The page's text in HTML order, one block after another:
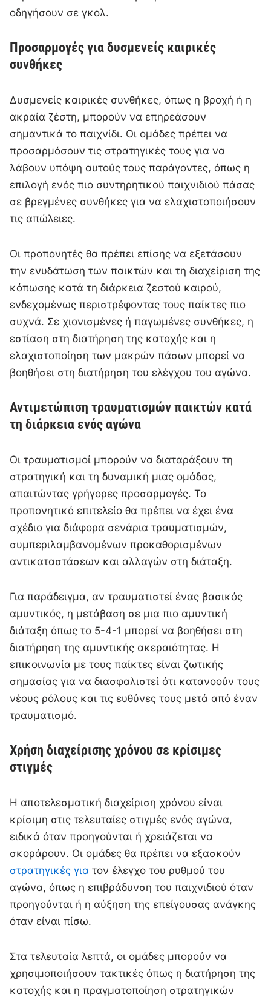
οδηγήσουν σε γκολ.
Προσαρμογές για δυσμενείς καιρικές
συνθήκες
Δυσμενείς καιρικές συνθήκες, όπως η βροχή ή η
ακραία ζέστη, μπορούν να επηρεάσουν
σημαντικά το παιχνίδι. Οι ομάδες πρέπει να
προσαρμόσουν τις στρατηγικές τους για να
λάβουν υπόψη αυτούς τους παράγοντες, όπως η
επιλογή ενός πιο συντηρητικού παιχνιδιού πάσας
σε βρεγμένες συνθήκες για να ελαχιστοποιήσουν
τις απώλειες.
Οι προπονητές θα πρέπει επίσης να εξετάσουν
την ενυδάτωση των παικτών και τη διαχείριση της
κόπωσης κατά τη διάρκεια ζεστού καιρού,
ενδεχομένως περιστρέφοντας τους παίκτες πιο
συχνά. Σε χιονισμένες ή παγωμένες συνθήκες, η
εστίαση στη διατήρηση της κατοχής και η
ελαχιστοποίηση των μακρών πάσων μπορεί να
βοηθήσει στη διατήρηση του ελέγχου του αγώνα.
Αντιμετώπιση τραυματισμών παικτών κατά
τη διάρκεια ενός αγώνα
Οι τραυματισμοί μπορούν να διαταράξουν τη
στρατηγική και τη δυναμική μιας ομάδας,
απαιτώντας γρήγορες προσαρμογές. Το
προπονητικό επιτελείο θα πρέπει να έχει ένα
σχέδιο για διάφορα σενάρια τραυματισμών,
συμπεριλαμβανομένων προκαθορισμένων
αντικαταστάσεων και αλλαγών στη διάταξη.
Για παράδειγμα, αν τραυματιστεί ένας βασικός
αμυντικός, η μετάβαση σε μια πιο αμυντική
διάταξη όπως το 5-4-1 μπορεί να βοηθήσει στη
διατήρηση της αμυντικής ακεραιότητας. Η
επικοινωνία με τους παίκτες είναι ζωτικής
σημασίας για να διασφαλιστεί ότι κατανοούν τους
νέους ρόλους και τις ευθύνες τους μετά από έναν
τραυματισμό.
Χρήση διαχείρισης χρόνου σε κρίσιμες
στιγμές
Η αποτελεσματική διαχείριση χρόνου είναι
κρίσιμη στις τελευταίες στιγμές ενός αγώνα,
ειδικά όταν προηγούνται ή χρειάζεται να
σκοράρουν. Οι ομάδες θα πρέπει να εξασκούν
στρατηγικές για τον έλεγχο του ρυθμού του
αγώνα, όπως η επιβράδυνση του παιχνιδιού όταν
προηγούνται ή η αύξηση της επείγουσας ανάγκης
όταν είναι πίσω.
Στα τελευταία λεπτά, οι ομάδες μπορούν να
χρησιμοποιήσουν τακτικές όπως η διατήρηση της
κατοχής και η πραγματοποίηση στρατηγικών